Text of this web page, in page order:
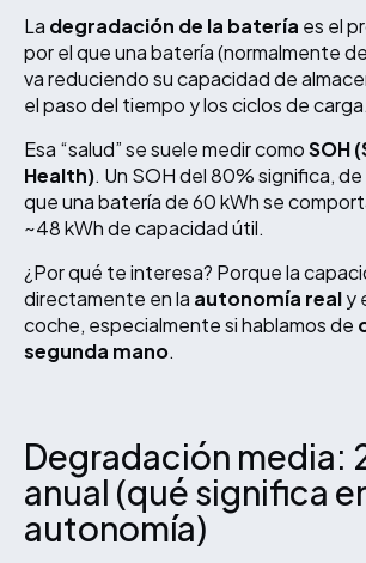
La degradación de la batería es el
por el que una batería (normalmente de
va reduciendo su capacidad de
el paso del tiempo y los ciclos de carga.
Esa “salud” se suele medir comoSOH
Health). Un SOH del 80% significa,
que una batería de 60 kWh se
~48 kWh de capacidad útil.
¿Por qué te interesa? Porque la
directamente en la autonomía realy
coche, especialmente si hablamos de
segunda mano.
Degradación media:
anual (qué significa
autonomía)